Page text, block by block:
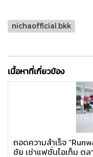
nichaofficial.bkk
เนื้อหาที่เกี่ยวข้อง
ถอดความสำเร็จ
ชัย เช่าแฟชั่นไอเท็ม ต